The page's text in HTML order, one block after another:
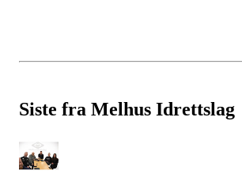
Siste fra Melhus Idrettslag